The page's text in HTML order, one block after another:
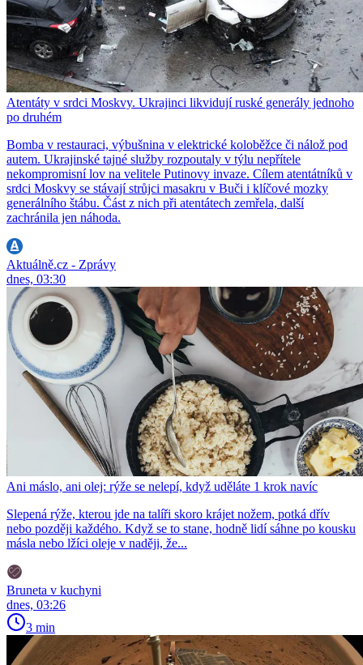
Atentáty v srdci Moskvy. Ukrajinci likvidují ruské generály jednoho
po druhém
Bomba v restauraci, výbušnina v elektrické koloběžce či nálož pod
autem. Ukrajinské tajné služby rozpoutaly v týlu nepřítele
nekompromisní lov na velitele Putinovy invaze. Cílem atentátníků v
srdci Moskvy se stávají strůjci masakru v Buči i klíčové mozky
generálního štábu. Část z nich při atentátech zemřela, další
zachránila jen náhoda.
Aktuálně.cz - Zprávy
dnes, 03:30
Ani máslo, ani olej: rýže se nelepí, když uděláte 1 krok navíc
Slepená rýže, kterou jde na talíři skoro krájet nožem, potká dřív
nebo později každého. Když se to stane, hodně lidí sáhne po kousku
másla nebo lžíci oleje v naději, že...
Bruneta v kuchyni
dnes, 03:26
3 min